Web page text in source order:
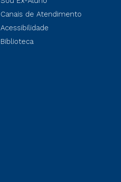
Canais de Atendimento
Acessibilidade
Biblioteca